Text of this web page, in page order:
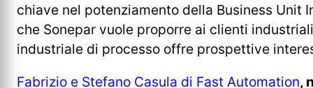
chiave nel potenziamento della Business Unit
che Sonepar vuole proporre ai clienti
industriale di processo offre prospettive
Fabrizio e Stefano Casula di Fast Automation,